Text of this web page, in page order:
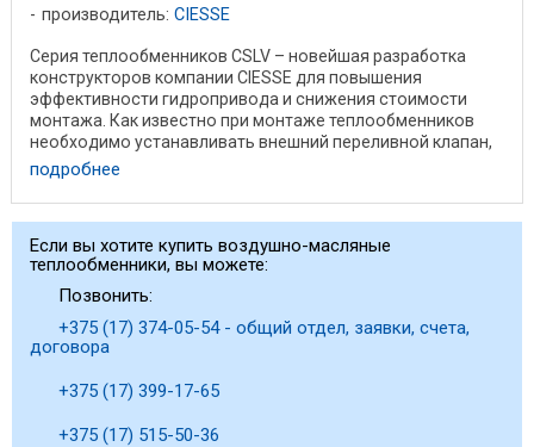
производитель: CIESSE
Серия теплообменников CSLV – новейшая разработка
конструкторов компании CIESSE для повышения
эффективности гидропривода и снижения стоимости
монтажа. Как известно при монтаже теплообменников
необходимо устанавливать внешний переливной клапан,
для ...
подробнее
Если вы хотите купить воздушно-масляные
теплообменники, вы можете:
Позвонить:
+375 (17) 374-05-54 - общий отдел, заявки, счета,
договора
+375 (17) 399-17-65
+375 (17) 515-50-36